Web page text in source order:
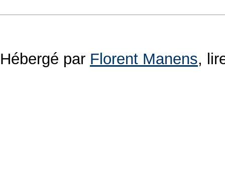
Hébergé par Florent Manens,